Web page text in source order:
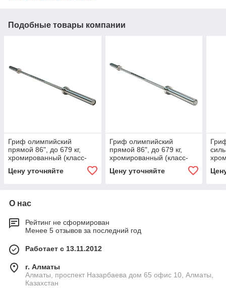
Подобные товары компании
Гриф олимпийский
прямой 86", до 679 кг,
хромированный (класс-
Цену уточняйте
Гриф олимпийский
прямой 86", до 679 кг,
хромированный (класс-
Цену уточняйте
О нас
Рейтинг не сформирован
Менее 5 отзывов за последний год
Работает с 13.11.2012
г. Алматы
Алматы, проспект Назарбаева дом 65 офис 10, Алматы,
Казахстан